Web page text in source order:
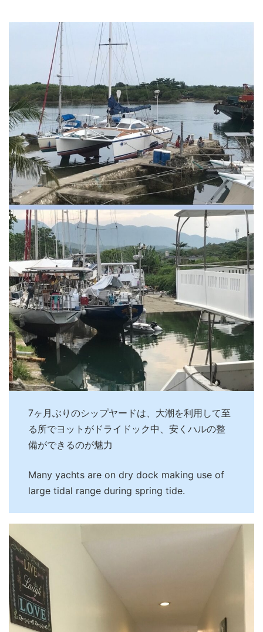
7ヶ月ぶりのシップヤードは、大潮を利用して至
る所でヨットがドライドック中、安くハルの整
備ができるのが魅力
Many yachts are on dry dock making use of
large tidal range during spring tide.